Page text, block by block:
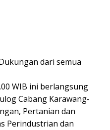
dari semua
WIB ini berlangsung
Cabang Karawang-
Pertanian dan
Perindustrian dan